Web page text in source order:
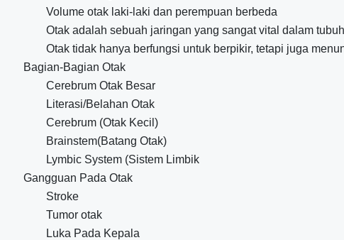
Volume otak laki-laki dan perempuan berbeda
Otak adalah sebuah jaringan yang sangat vital dalam
Otak tidak hanya berfungsi untuk berpikir, tetapi juga
Bagian-Bagian Otak
Cerebrum Otak Besar
Literasi/Belahan Otak
Cerebrum (Otak Kecil)
Brainstem(Batang Otak)
Lymbic System (Sistem Limbik
Gangguan Pada Otak
Stroke
Tumor otak
Luka Pada Kepala